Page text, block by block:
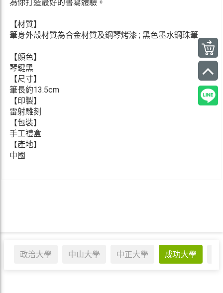
政治大學 中山大學 中正大學 成功大學
為你打造最好的書寫體驗。
【材質】
筆身外殼材質為合金材質及鋼琴烤漆 ; 黑色墨水鋼珠筆
【顏色】
琴鍵黑
【尺寸】
筆長約13.5cm
【印製】
雷射雕刻
【包裝】
手工禮盒
【產地】
中國